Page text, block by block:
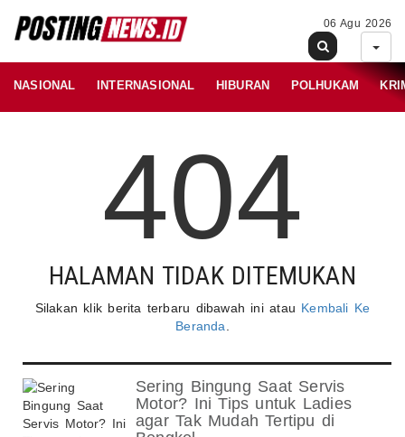
06 Agu 2026
NASIONAL INTERNASIONAL HIBURAN POLHUKAM
404
HALAMAN TIDAK DITEMUKAN
Silakan klik berita terbaru dibawah ini atau Kembali Ke
Beranda
Sering Bingung Saat Servis
Motor? Ini Tips untuk Ladies
agar Tak Mudah Tertipu di